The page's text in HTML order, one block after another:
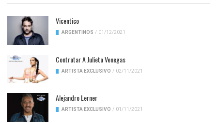
Vicentico
ARGENTINOS / 01/12/2021
Contratar A Julieta Venegas
ARTISTA EXCLUSIVO / 02/11/2021
Alejandro Lerner
ARTISTA EXCLUSIVO / 01/11/2021